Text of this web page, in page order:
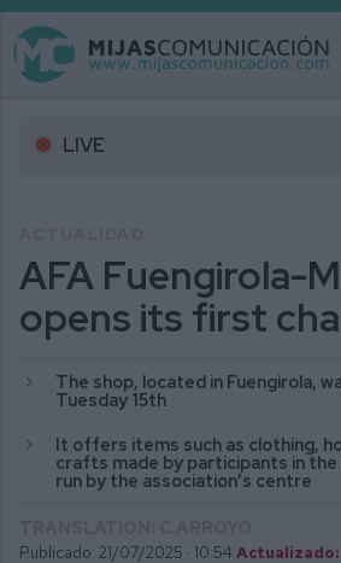
LIVE
AFA Fuengirola-
opens its first
The shop, located in Fuengirola,
Tuesday 15th
It offers items such as clothing,
crafts made by participants in
run by the association’s centre
Publicado: 21/07/2025 · 10:54 Actualizado: